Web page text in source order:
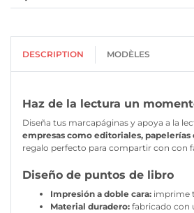
DESCRIPTION MODÈLES
Haz de la lectura un
Diseña tus marcapáginas y apoya a la
empresas como editoriales, papelerías
regalo perfecto para compartir con con
Diseño de puntos de libro
Impresión a doble cara: imprime
Material duradero: fabricado con